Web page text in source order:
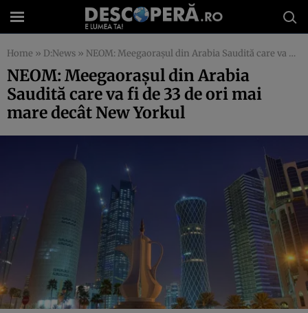
Home » D:News » NEOM: Meegaoraşul din Arabia Saudită care va fi de 33 de ori mai mare decât New Yorkul
NEOM: Meegaoraşul din Arabia
Saudită care va fi de 33 de ori mai
mare decât New Yorkul